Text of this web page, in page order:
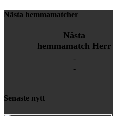
Nästa hemmamatcher
Nästa
hemmamatch Herr
-
-
Senaste nytt